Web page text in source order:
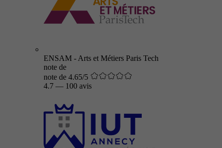
ENSAM - Arts et Métiers Paris Tech
note de
note de 4.65/5
4.7 — 100 avis